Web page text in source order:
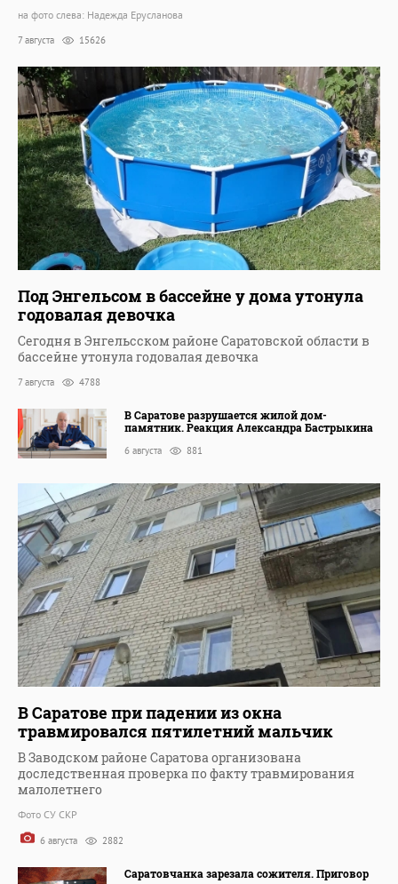
на фото слева: Надежда Ерусланова
7 августа 15626
Под Энгельсом в бассейне у дома утонула
годовалая девочка
Сегодня в Энгельсском районе Саратовской области в
бассейне утонула годовалая девочка
7 августа 4788
В Саратове разрушается жилой дом-
памятник. Реакция Александра Бастрыкина
6 августа 881
В Саратове при падении из окна
травмировался пятилетний мальчик
В Заводском районе Саратова организована
доследственная проверка по факту травмирования
малолетнего
Фото СУ СКР
6 августа 2882
Саратовчанка зарезала сожителя. Приговор